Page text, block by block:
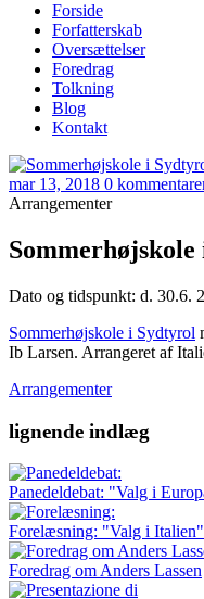
Primær
navigation
Forside
Forfatterskab
Oversættelser
Foredrag
Tolkning
Blog
Kontakt
mar 13, 2018 0
Arrangementer
Dato og tidspunkt: d. 30.6.
Sommerhøjskole i Sydtyrol
Ib Larsen. Arrangeret af
Arrangementer
lignende indlæg
Panedeldebat: "Valg i
Forelæsning: "Valg i Italien"
Foredrag om Anders Lassen